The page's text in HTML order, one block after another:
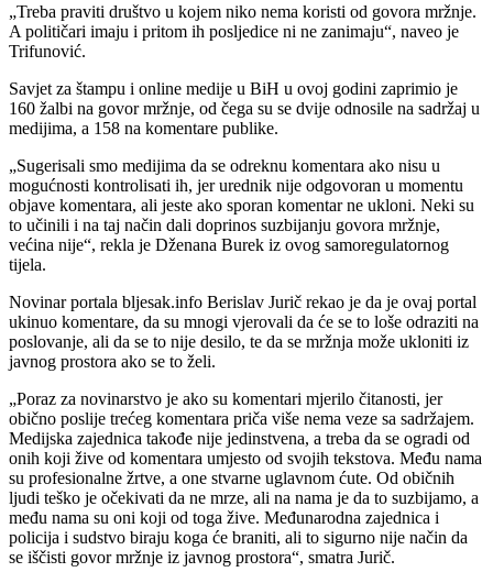
„Treba praviti društvo u kojem niko nema koristi od govora mržnje.
A političari imaju i pritom ih posljedice ni ne zanimaju“, naveo je
Trifunović.
Savjet za štampu i online medije u BiH u ovoj godini zaprimio je
160 žalbi na govor mržnje, od čega su se dvije odnosile na sadržaj u
medijima, a 158 na komentare publike.
„Sugerisali smo medijima da se odreknu komentara ako nisu u
mogućnosti kontrolisati ih, jer urednik nije odgovoran u momentu
objave komentara, ali jeste ako sporan komentar ne ukloni. Neki su
to učinili i na taj način dali doprinos suzbijanju govora mržnje,
većina nije“, rekla je Dženana Burek iz ovog samoregulatornog
tijela.
Novinar portala bljesak.info Berislav Jurič rekao je da je ovaj portal
ukinuo komentare, da su mnogi vjerovali da će se to loše odraziti na
poslovanje, ali da se to nije desilo, te da se mržnja može ukloniti iz
javnog prostora ako se to želi.
„Poraz za novinarstvo je ako su komentari mjerilo čitanosti, jer
obično poslije trećeg komentara priča više nema veze sa sadržajem.
Medijska zajednica takođe nije jedinstvena, a treba da se ogradi od
onih koji žive od komentara umjesto od svojih tekstova. Među nama
su profesionalne žrtve, a one stvarne uglavnom ćute. Od običnih
ljudi teško je očekivati da ne mrze, ali na nama je da to suzbijamo, a
među nama su oni koji od toga žive. Međunarodna zajednica i
policija i sudstvo biraju koga će braniti, ali to sigurno nije način da
se iščisti govor mržnje iz javnog prostora“, smatra Jurič.